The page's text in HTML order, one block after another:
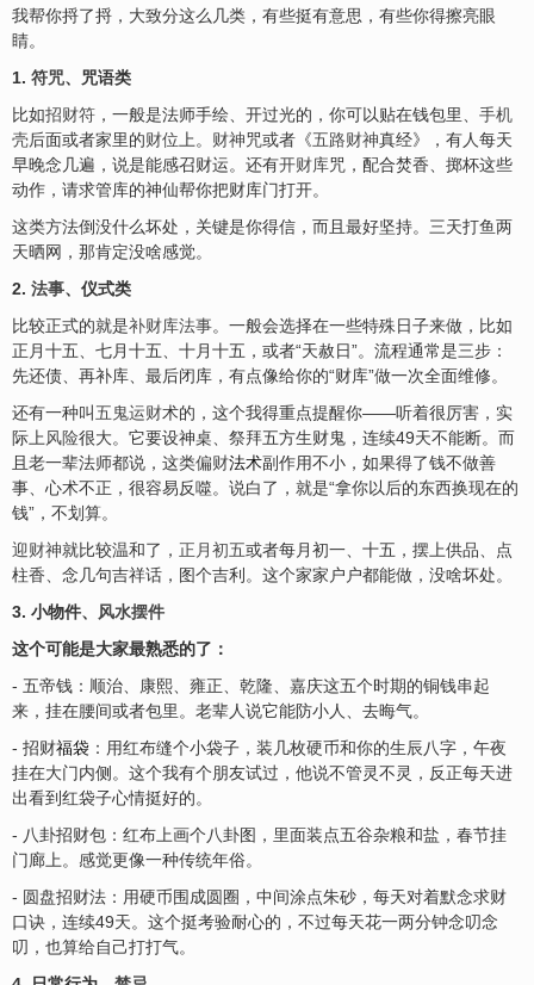
我帮你捋了捋，大致分这么几类，有些挺有意思，有些你得擦亮眼
睛。
1. 符咒、咒语类
比如招财符 ，一般是法师手绘、开过光的，你可以贴在钱包里、 手机
壳后面或者家里的财位上。 财神咒或者《五路财神真经》，有人每天
早晚念几遍，说是能感召财运。还有开财库咒，配合焚香、掷杯这些
动作，请求管库的神仙帮你把财库门打开。
这类方法倒没什么坏处，关键是你得信，而且最好坚持。三天打鱼两
天晒网，那肯定没啥感觉。
2. 法事、仪式类
比较正式的就是补财库法事。一般会选择在一些特殊日子来做，比如
正月十五、七月十五、十月十五，或者“天赦日”。流程通常是三步：
先还债、再补库、最后闭库，有点像给你的“财库”做一次全面维修。
还有一种叫 五鬼运财术的，这个我得重点提醒你——听着很厉害，实
际上风险很大。它要设神桌、祭拜五方生财鬼，连续49天不能断。而
且老一辈法师都说，这类偏财法术副作用不小，如果得了钱不做善
事、心术不正，很容易反噬。说白了，就是“拿你以后的东西换现在的
钱”，不划算。
迎财神就比较温和了， 正月初五或者每月初一、十五，摆上供品、点
柱香、念几句吉祥话，图个吉利。这个家家户户都能做，没啥坏处。
3. 小物件、 风水摆件
这个可能是大家最熟悉的了：
- 五帝钱：顺治、康熙、雍正、乾隆、嘉庆这五个时期的铜钱串起
来，挂在腰间或者包里。老辈人说它能防小人、去晦气。
- 招财福袋 ：用红布缝个小袋子，装几枚硬币和你的生辰八字，午夜
挂在大门内侧。这个我有个朋友试过，他说不管灵不灵，反正每天进
出看到红袋子心情挺好的。
- 八卦招财包：红布上画个八卦图，里面装点五谷杂粮和盐，春节挂
门廊上。感觉更像一种传统年俗。
- 圆盘招财法：用硬币围成圆圈，中间涂点朱砂，每天对着默念求财
口诀，连续49天。这个挺考验耐心的，不过每天花一两分钟念叨念
叨，也算给自己打打气。